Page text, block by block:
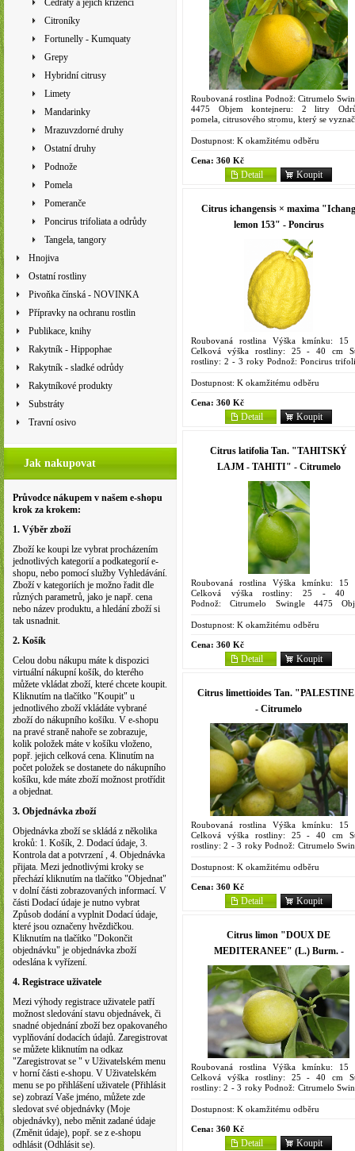
Cedráty a jejich kříženci
Citroníky
Fortunelly - Kumquaty
Grepy
Hybridní citrusy
Limety
Mandarinky
Mrazuvzdorné druhy
Ostatní druhy
Podnože
Pomela
Pomeranče
Poncirus trifoliata a odrůdy
Tangela, tangory
Hnojiva
Ostatní rostliny
Pivoňka čínská - NOVINKA
Přípravky na ochranu rostlin
Publikace, knihy
Rakytník - Hippophae
Rakytník - sladké odrůdy
Rakytníkové produkty
Substráty
Travní osivo
Jak nakupovat
Průvodce nákupem v našem e-shopu
krok za krokem:
1. Výběr zboží
Zboží ke koupi lze vybrat procházením
jednotlivých kategorií a podkategorií e-
shopu, nebo pomocí služby Vyhledávání.
Zboží v kategoriích je možno řadit dle
různých parametrů, jako je např. cena
nebo název produktu, a hledání zboží si
tak usnadnit.
2. Košík
Celou dobu nákupu máte k dispozici
virtuální nákupní košík, do kterého
můžete vkládat zboží, které chcete koupit.
Kliknutím na tlačítko "Koupit" u
jednotlivého zboží vkládáte vybrané
zboží do nákupního košíku. V e-shopu
na pravé straně nahoře se zobrazuje,
kolik položek máte v košíku vloženo,
popř. jejich celková cena. Klinutím na
počet položek se dostanete do nákupního
košíku, kde máte zboží možnost protřídit
a objednat.
3. Objednávka zboží
Objednávka zboží se skládá z několika
kroků: 1. Košík, 2. Dodací údaje, 3.
Kontrola dat a potvrzení , 4. Objednávka
přijata. Mezi jednotlivými kroky se
přechází kliknutím na tlačítko "Objednat"
v dolní části zobrazovaných informací. V
části Dodací údaje je nutno vybrat
Způsob dodání a vyplnit Dodací údaje,
které jsou označeny hvězdičkou.
Kliknutím na tlačítko "Dokončit
objednávku" je objednávka zboží
odeslána k vyřízení.
4. Registrace uživatele
Mezi výhody registrace uživatele patří
možnost sledování stavu objednávek, či
snadné objednání zboží bez opakovaného
vyplňování dodacích údajů. Zaregistrovat
se můžete kliknutím na odkaz
"Zaregistrovat se " v Uživatelském menu
v horní části e-shopu. V Uživatelském
menu se po přihlášení uživatele (Přihlásit
se) zobrazí Vaše jméno, můžete zde
sledovat své objednávky (Moje
objednávky), nebo měnit zadané údaje
(Změnit údaje), popř. se z e-shopu
odhlásit (Odhlásit se).
Roubovaná rostlina Podnož: Citrumelo
4475 Objem kontejneru: 2 litry
pomela, citrusového stromu, který se
svými velkými a šťavnatými plody.
odrůda je pojmenována po...
Dostupnost: K okamžitému odběru
Cena: 360 Kč
Koupit
Detail
Citrus ichangensis × maxima "Ichang
lemon 153" - Poncirus
Roubovaná rostlina Výška kmínku: 15
Celková výška rostliny: 25 - 40 cm
rostliny: 2 - 3 roky Podnož: Poncirus
Shangjuan...
Dostupnost: K okamžitému odběru
Cena: 360 Kč
Koupit
Detail
Citrus latifolia Tan. "TAHITSKÝ
LAJM - TAHITI" - Citrumelo
Roubovaná rostlina Výška kmínku: 15
Celková výška rostliny: 25 - 40
Podnož: Citrumelo Swingle 4475
Perse, Green Lime, Page,...
Dostupnost: K okamžitému odběru
Cena: 360 Kč
Koupit
Detail
Citrus limettioides Tan.
- Citrumelo
Roubovaná rostlina Výška kmínku: 15
Celková výška rostliny: 25 - 40 cm
rostliny: 2 - 3 roky Podnož: Citrumelo
Indie, kde...
Dostupnost: K okamžitému odběru
Cena: 360 Kč
Koupit
Detail
Citrus limon "DOUX DE
MEDITERANEE" (L.) Burm. -
Citrumelo
Roubovaná rostlina Výška kmínku: 15
Celková výška rostliny: 25 - 40 cm
rostliny: 2 - 3 roky Podnož: Citrumelo
Doux, Duicis, Dulce,...
Dostupnost: K okamžitému odběru
Cena: 360 Kč
Koupit
Detail